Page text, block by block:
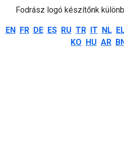
Fodrász logó készítőnk
EN FR DE ES RU TR IT NL
KO HU AR